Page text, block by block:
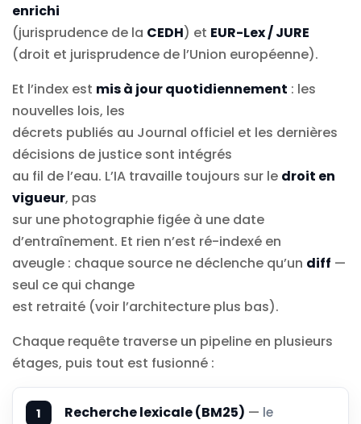
enrichi
(jurisprudence de la CEDH) et EUR-Lex / JURE
(droit et jurisprudence de l’Union européenne).
Et l’index est mis à jour quotidiennement : les
nouvelles lois, les
décrets publiés au Journal officiel et les dernières
décisions de justice sont intégrés
au fil de l’eau. L’IA travaille toujours sur le droit en
vigueur, pas
sur une photographie figée à une date
d’entraînement. Et rien n’est ré-indexé en
aveugle : chaque source ne déclenche qu’un diff —
seul ce qui change
est retraité (voir l’architecture plus bas).
Chaque requête traverse un pipeline en plusieurs
étages, puis tout est fusionné :
Recherche lexicale (BM25) — le